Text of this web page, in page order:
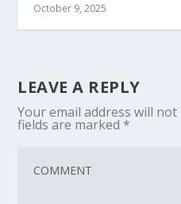
October 9, 2025
LEAVE A REPLY
Your email address will not
fields are marked *